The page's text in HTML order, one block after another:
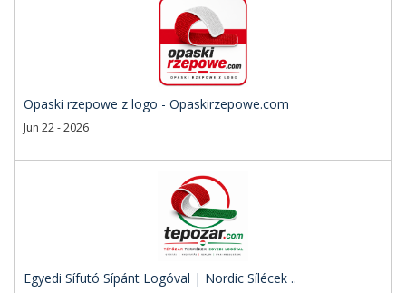
Opaski rzepowe z logo - Opaskirzepowe.com
Jun 22 - 2026
Egyedi Sífutó Sípánt Logóval | Nordic Sílécek ..